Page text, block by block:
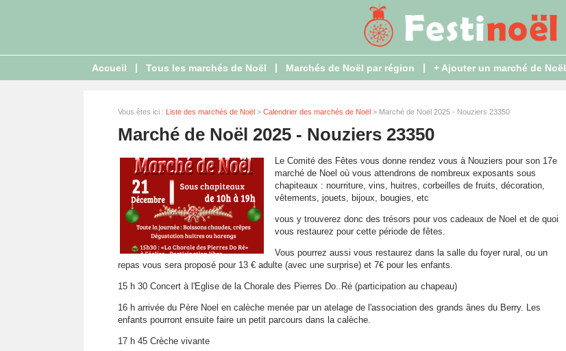
Accueil | Tous les marchés de Noël | Marchés de Noël par région | + Ajouter un marché de Noël
Vous êtes ici : Liste des marchés de Noël > Calendrier des marchés de Noël > Marché de Noël 2025 - Nouziers 23350
Marché de Noël 2025 - Nouziers 23350
Le Comité des Fêtes vous donne rendez vous à Nouziers pour son 17e
marché de Noel où vous attendrons de nombreux exposants sous
chapiteaux : nourriture, vins, huitres, corbeilles de fruits, décoration,
vêtements, jouets, bijoux, bougies, etc
vous y trouverez donc des trésors pour vos cadeaux de Noel et de quoi
vous restaurez pour cette période de fêtes.
Vous pourrez aussi vous restaurez dans la salle du foyer rural, ou un
repas vous sera proposé pour 13 € adulte (avec une surprise) et 7€ pour les enfants.
15 h 30 Concert à l'Eglise de la Chorale des Pierres Do..Ré (participation au chapeau)
16 h arrivée du Père Noel en calèche menée par un atelage de l'association des grands ânes du Berry. Les
enfants pourront ensuite faire un petit parcours dans la calèche.
17 h 45 Crèche vivante